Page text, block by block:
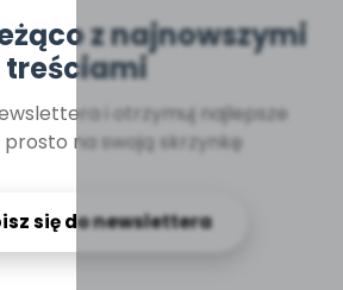
z najnowszymi
treściami
i otrzymuj najlepsze
prosto na swoją skrzynkę
się do newslettera